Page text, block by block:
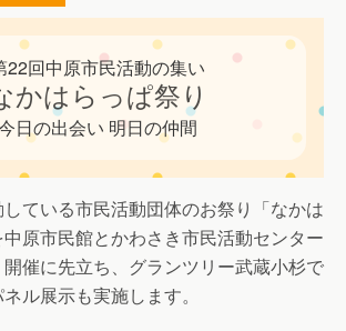
22回中原市民活動の集い
かはらっぱ祭り
日の出会い 明日の仲間
ている市民活動団体のお祭り「なかは
原市民館とかわさき市民活動センター
催に先立ち、グランツリー武蔵小杉で
ル展示も実施します。